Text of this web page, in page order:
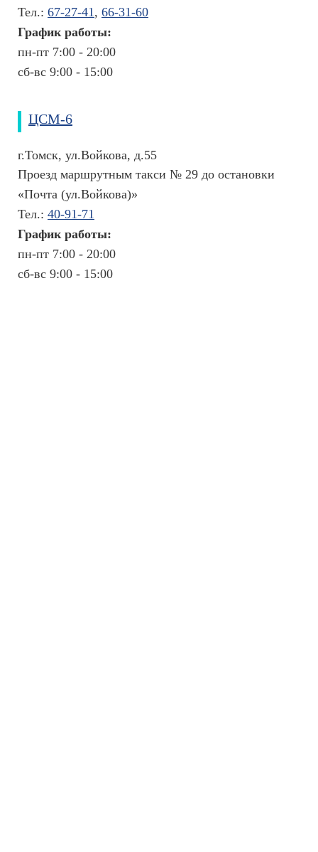
н
к
а
з
н
й
Тел.: 67-27-41 , 66-31-60
График работы:
пн-пт 7:00 - 20:00
сб-вс 9:00 - 15:00
ЦСМ-6
г.Томск, ул.Войкова, д.55
Проезд маршрутным такси № 29 до остановки
«Почта (ул.Войкова)»
Тел.: 40-91-71
График работы:
пн-пт 7:00 - 20:00
сб-вс 9:00 - 15:00